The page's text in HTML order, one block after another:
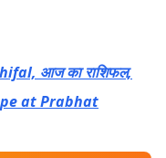
आज का राशिफल,
at Prabhat